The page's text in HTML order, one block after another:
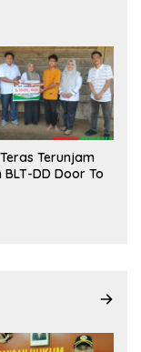
Terunjam
BLT-DD Door To